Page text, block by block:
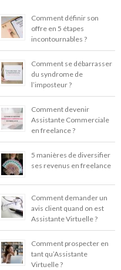
Comment définir son
offre en 5 étapes
incontournables ?
Comment se débarrasser
du syndrome de
l’imposteur ?
Comment devenir
Assistante Commerciale
en freelance ?
5 manières de diversifier
ses revenus en freelance
Comment demander un
avis client quand on est
Assistante Virtuelle ?
Comment prospecter en
tant qu’Assistante
Virtuelle ?